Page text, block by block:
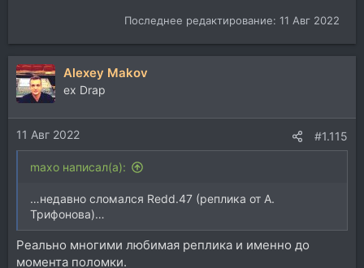
Последнее редактирование: 11 Авг 2022
Alexey Makov
ex Drap
11 Авг 2022 #1.115
maxo написал(а):
…недавно сломался Redd.47 (реплика от А.
Трифонова)…
Реально многими любимая реплика и именно до
момента поломки.